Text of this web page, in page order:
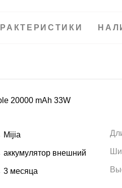
20000 mAh 33W
Mijia
аккумулятор внешний
3 месяца